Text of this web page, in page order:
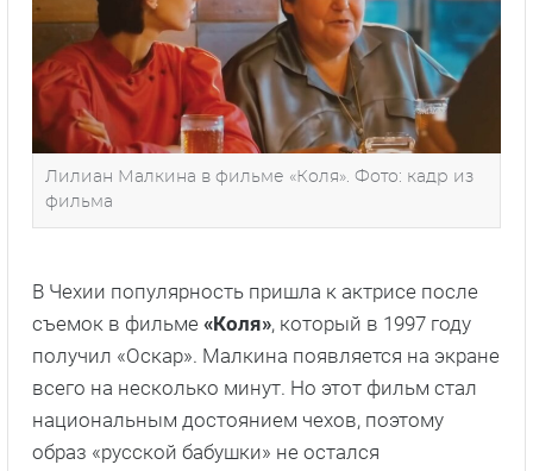
Лилиан Малкина в фильме «Коля». Фото: кадр из
фильма
В Чехии популярность пришла к актрисе после
съемок в фильме «Коля», который в 1997 году
получил «Оскар». Малкина появляется на экране
всего на несколько минут. Но этот фильм стал
национальным достоянием чехов, поэтому
образ «русской бабушки» не остался